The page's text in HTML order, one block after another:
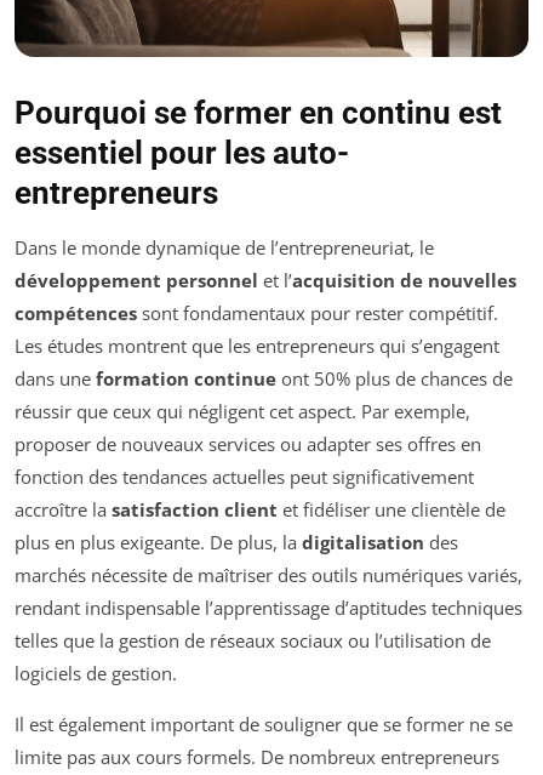
Pourquoi se former en continu est
essentiel pour les auto-
entrepreneurs
Dans le monde dynamique de l’entrepreneuriat, le
développement personnel et l’acquisition de nouvelles
compétences sont fondamentaux pour rester compétitif.
Les études montrent que les entrepreneurs qui s’engagent
dans une formation continue ont 50% plus de chances de
réussir que ceux qui négligent cet aspect. Par exemple,
proposer de nouveaux services ou adapter ses offres en
fonction des tendances actuelles peut significativement
accroître la satisfaction client et fidéliser une clientèle de
plus en plus exigeante. De plus, la digitalisation des
marchés nécessite de maîtriser des outils numériques variés,
rendant indispensable l’apprentissage d’aptitudes techniques
telles que la gestion de réseaux sociaux ou l’utilisation de
logiciels de gestion.
Il est également important de souligner que se former ne se
limite pas aux cours formels. De nombreux entrepreneurs